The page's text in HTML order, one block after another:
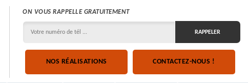
ON VOUS RAPPELLE GRATUITEMENT
NOS RÉALISATIONS CONTACTEZ-NOUS !